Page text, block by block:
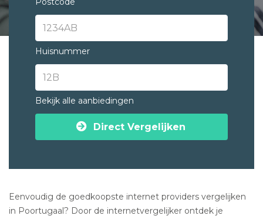
Huisnummer
Bekijk alle aanbiedingen
Direct Vergelijken
Eenvoudig de goedkoopste internet providers vergelijken
in Poortugaal? Door de internetvergelijker ontdek je